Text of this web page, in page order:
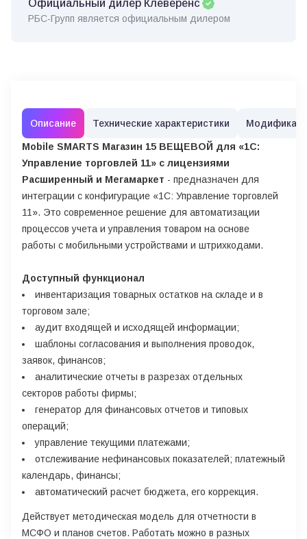
Официальный дилер Клеверенс
РБС-Групп является официальным дилером
Описание Технические характеристики
Mobile SMARTS Магазин 15 ВЕЩЕВОЙ для «1С:
Управление торговлей 11» с лицензиями
Расширенный и Мегамаркет - предназначен для
интеграции с конфигурацие «1С: Управление торговлей
11». Это современное решение для автоматизации
процессов учета и управления товаром на основе
работы с мобильными устройствами и штрихкодами.
Доступный функционал
инвентаризация товарных остатков на складе и в
торговом зале;
аудит входящей и исходящей информации;
шаблоны согласования и выполнения проводок,
заявок, финансов;
аналитические отчеты в разрезах отдельных
секторов работы фирмы;
генератор для финансовых отчетов и типовых
операций;
управление текущими платежами;
отслеживание нефинансовых показателей; платежный
календарь, финансы;
автоматический расчет бюджета, его коррекция.
Действует методическая модель для отчетности в
МСФО и планов счетов. Работать можно в разных